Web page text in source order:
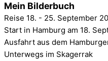
Mein Bilderbuch
Reise 18. - 25. September
Start in Hamburg am 18.
Ausfahrt aus dem
Unterwegs im Skagerrak